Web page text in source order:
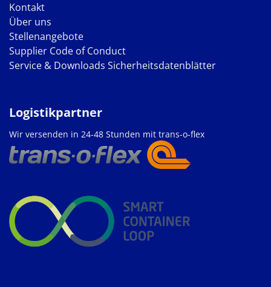
Kontakt
Über uns
Stellenangebote
Supplier Code of Conduct
Service & Downloads Sicherheitsdatenblätter
Logistikpartner
Wir versenden in 24-48 Stunden mit trans-o-flex